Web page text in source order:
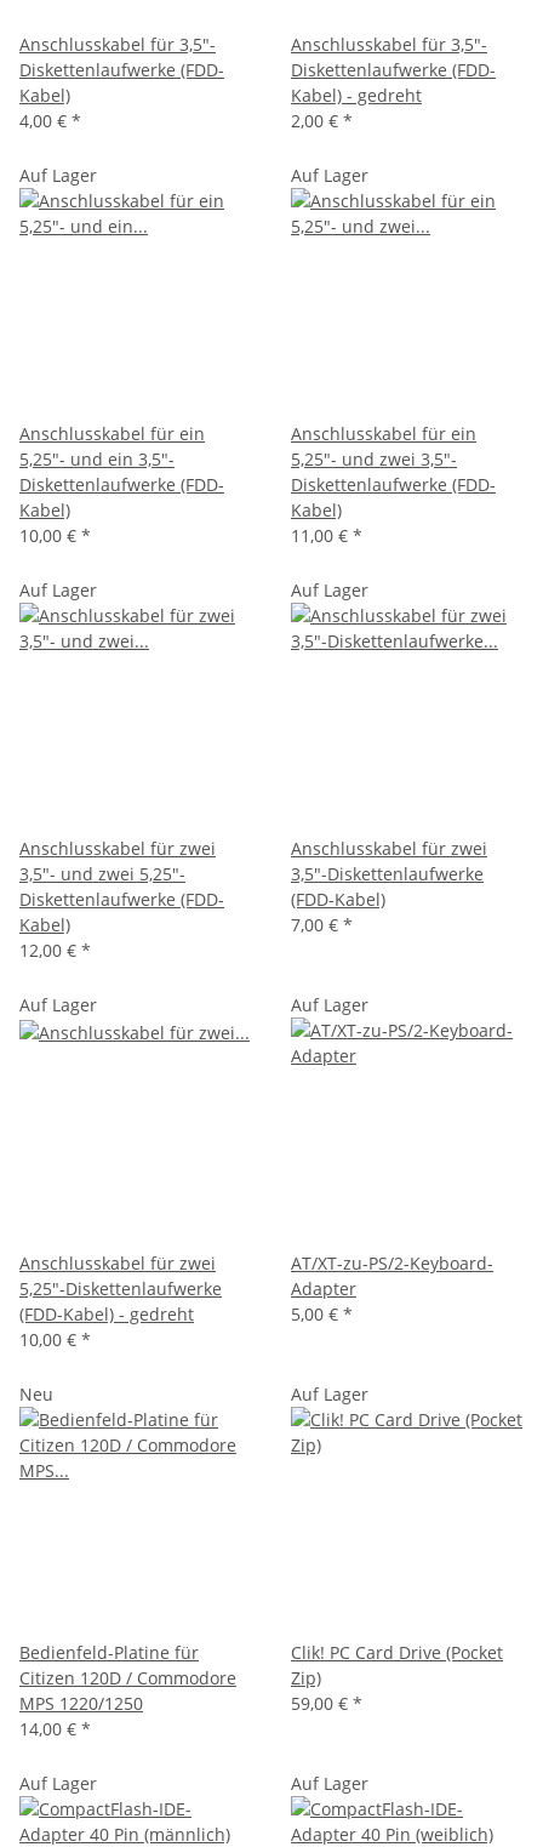
Anschlusskabel für 3,5"-
Diskettenlaufwerke (FDD-
Kabel)
4,00 € *
Anschlusskabel für 3,5"-
Diskettenlaufwerke (FDD-
Kabel) - gedreht
2,00 € *
Auf Lager
Anschlusskabel für ein
5,25"- und ein 3,5"-
Diskettenlaufwerke (FDD-
Kabel)
10,00 € *
Auf Lager
Anschlusskabel für ein
5,25"- und zwei 3,5"-
Diskettenlaufwerke (FDD-
Kabel)
11,00 € *
Auf Lager
Anschlusskabel für zwei
3,5"- und zwei 5,25"-
Diskettenlaufwerke (FDD-
Kabel)
12,00 € *
Auf Lager
Anschlusskabel für zwei
3,5"-Diskettenlaufwerke
(FDD-Kabel)
7,00 € *
Auf Lager
Anschlusskabel für zwei
5,25"-Diskettenlaufwerke
(FDD-Kabel) - gedreht
10,00 € *
Auf Lager
AT/XT-zu-PS/2-Keyboard-
Adapter
5,00 € *
Neu
Bedienfeld-Platine für
Citizen 120D / Commodore
MPS 1220/1250
14,00 € *
Auf Lager
Clik! PC Card Drive (Pocket
Zip)
59,00 € *
Auf Lager Auf Lager